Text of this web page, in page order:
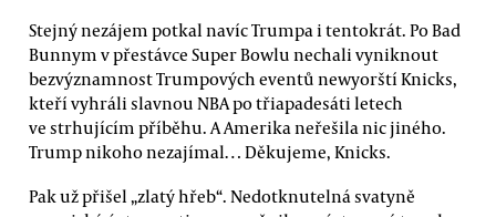
Stejný nezájem potkal navíc Trumpa i tentokrát. Po Bad
Bunnym v přestávce Super Bowlu nechali vyniknout
bezvýznamnost Trumpových eventů newyorští Knicks,
kteří vyhráli slavnou NBA po třiapadesáti letech
ve strhujícím příběhu. A Amerika neřešila nic jiného.
Trump nikoho nezajímal… Děkujeme, Knicks.
Pak už přišel „zlatý hřeb“. Nedotknutelná svatyně